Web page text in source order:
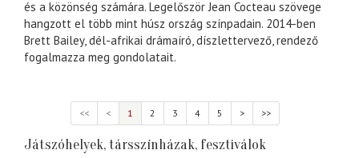
és a közönség számára. Legelőször Jean Cocteau szövege
hangzott el több mint húsz ország színpadain. 2014-ben
Brett Bailey, dél-afrikai drámaíró, díszlettervező, rendező
fogalmazza meg gondolatait.
<< < 1 2 3 4 5 > >>
Játszóhelyek, társszínházak, fesztiválok